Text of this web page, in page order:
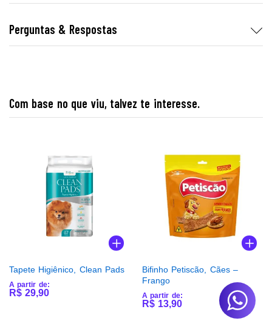
Perguntas & Respostas
Com base no que viu, talvez te interesse.
Tapete Higiênico, Clean Pads
A partir de:
R$ 29,90
Bifinho Petiscão, Cães –
Frango
A partir de:
R$ 13,90